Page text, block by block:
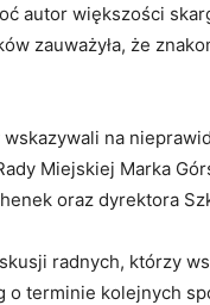
autor większości
zauważyła, że
na
Miejskiej Marka
oraz dyrektora
radnych, którzy
o terminie kolejnych